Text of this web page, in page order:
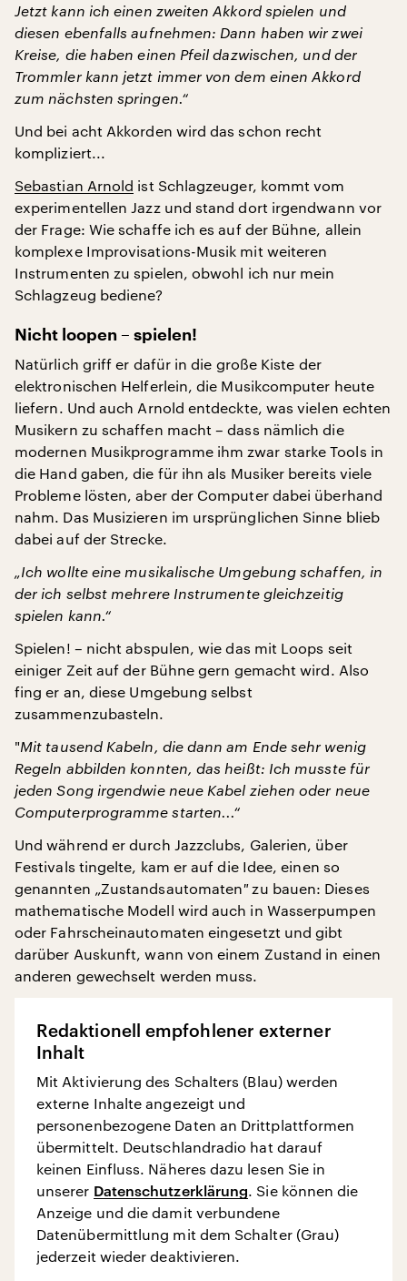
Jetzt kann ich einen zweiten Akkord spielen und
diesen ebenfalls aufnehmen: Dann haben wir zwei
Kreise, die haben einen Pfeil dazwischen, und der
Trommler kann jetzt immer von dem einen Akkord
zum nächsten springen.“
Und bei acht Akkorden wird das schon recht
kompliziert...
Sebastian Arnold ist Schlagzeuger, kommt vom
experimentellen Jazz und stand dort irgendwann vor
der Frage: Wie schaffe ich es auf der Bühne, allein
komplexe Improvisations-Musik mit weiteren
Instrumenten zu spielen, obwohl ich nur mein
Schlagzeug bediene?
Nicht loopen – spielen!
Natürlich griff er dafür in die große Kiste der
elektronischen Helferlein, die Musikcomputer heute
liefern. Und auch Arnold entdeckte, was vielen echten
Musikern zu schaffen macht – dass nämlich die
modernen Musikprogramme ihm zwar starke Tools in
die Hand gaben, die für ihn als Musiker bereits viele
Probleme lösten, aber der Computer dabei überhand
nahm. Das Musizieren im ursprünglichen Sinne blieb
dabei auf der Strecke.
„Ich wollte eine musikalische Umgebung schaffen, in
der ich selbst mehrere Instrumente gleichzeitig
spielen kann.“
Spielen! – nicht abspulen, wie das mit Loops seit
einiger Zeit auf der Bühne gern gemacht wird. Also
fing er an, diese Umgebung selbst
zusammenzubasteln.
"Mit tausend Kabeln, die dann am Ende sehr wenig
Regeln abbilden konnten, das heißt: Ich musste für
jeden Song irgendwie neue Kabel ziehen oder neue
Computerprogramme starten...“
Und während er durch Jazzclubs, Galerien, über
Festivals tingelte, kam er auf die Idee, einen so
genannten „Zustandsautomaten"zu bauen: Dieses
mathematische Modell wird auch in Wasserpumpen
oder Fahrscheinautomaten eingesetzt und gibt
darüber Auskunft, wann von einem Zustand in einen
anderen gewechselt werden muss.
Redaktionell empfohlener externer
Inhalt
Mit Aktivierung des Schalters (Blau) werden
externe Inhalte angezeigt und
personenbezogene Daten an Drittplattformen
übermittelt. Deutschlandradio hat darauf
keinen Einfluss. Näheres dazu lesen Sie in
unserer Datenschutzerklärung. Sie können die
Anzeige und die damit verbundene
Datenübermittlung mit dem Schalter (Grau)
jederzeit wieder deaktivieren.